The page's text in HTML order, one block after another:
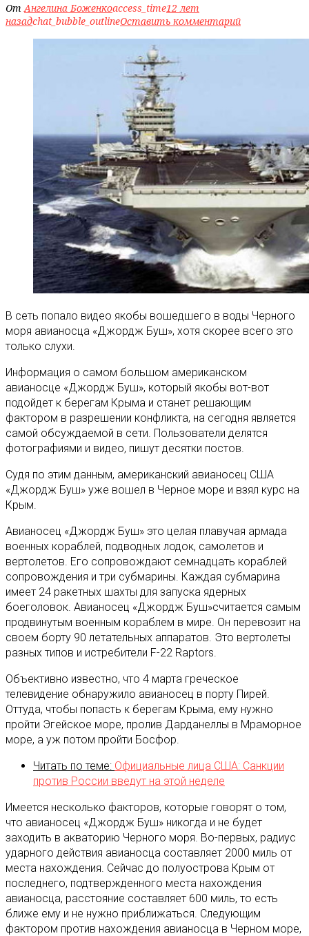
ОтАнгелина Боженкоaccess_time12 лет
назадchat_bubble_outlineОставить комментарий
В сеть попало видео якобы вошедшего в воды Черного
моря авианосца «Джордж Буш», хотя скорее всего это
только слухи.
Информация о самом большом американском
авианосце «Джордж Буш», который якобы вот-вот
подойдет к берегам Крыма и станет решающим
фактором в разрешении конфликта, на сегодня является
самой обсуждаемой в сети. Пользователи делятся
фотографиями и видео, пишут десятки постов.
Судя по этим данным, американский авианосец США
«Джордж Буш» уже вошел в Черное море и взял курс на
Крым.
Авианосец «Джордж Буш» это целая плавучая армада
военных кораблей, подводных лодок, самолетов и
вертолетов. Его сопровождают семнадцать кораблей
сопровождения и три субмарины. Каждая субмарина
имеет 24 ракетных шахты для запуска ядерных
боеголовок. Авианосец «Джордж Буш»считается самым
продвинутым военным кораблем в мире. Он перевозит на
своем борту 90 летательных аппаратов. Это вертолеты
разных типов и истребители F-22 Raptors.
Объективно известно, что 4 марта греческое
телевидение обнаружило авианосец в порту Пирей.
Оттуда, чтобы попасть к берегам Крыма, ему нужно
пройти Эгейское море, пролив Дарданеллы в Мраморное
море, а уж потом пройти Босфор.
Читать по теме: Официальные лица США: Санкции
против России введут на этой неделе
Имеется несколько факторов, которые говорят о том,
что авианосец «Джордж Буш» никогда и не будет
заходить в акваторию Черного моря. Во-первых, радиус
ударного действия авианосца составляет 2000 миль от
меcта нахождения. Сейчас до полуострова Крым от
последнего, подтвержденного места нахождения
авианосца, расстояние составляет 600 миль, то есть
ближе ему и не нужно приближаться. Следующим
фактором против нахождения авианосца в Черном море,